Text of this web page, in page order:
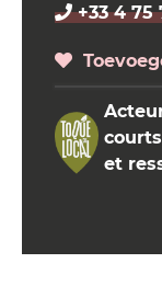
+33 4 75
et